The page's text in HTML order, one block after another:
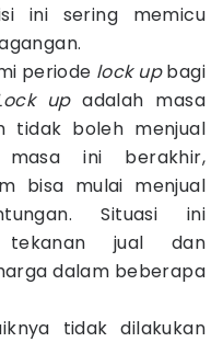
ini sering memicu
periode lock upbagi
upadalah masa
tidak boleh menjual
masa ini berakhir,
bisa mulai menjual
Situasi ini
tekanan jual dan
dalam beberapa
tidak dilakukan